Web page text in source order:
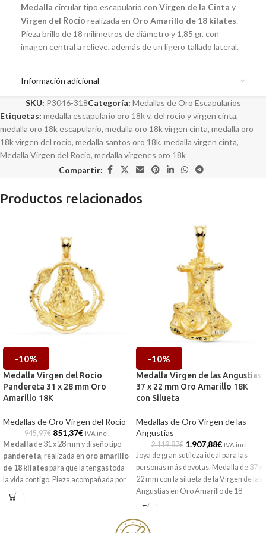
Medalla circular tipo escapulario con Virgen de la Cinta y
Virgen del Rocío realizada en Oro Amarillo de 18 kilates.
Pieza brillo de 18 milímetros de diámetro y 1,85 gr, con
imagen central a relieve, además de un ligero tallado lateral.
Información adicional
SKU: P3046-318Categoría: Medallas de Oro Escapularios
Etiquetas: medalla escapulario oro 18k v. del rocio y virgen cinta,
medalla oro 18k escapulario, medalla oro 18k virgen cinta, medalla oro
18k virgen del rocio, medalla santos oro 18k, medalla virgen cinta,
Medalla Virgen del Rocio, medalla vírgenes oro 18k
Compartir:
Productos relacionados
-10%
Medalla Virgen del Rocio
Pandereta 31 x 28 mm Oro
Amarillo 18K
Medallas de Oro Virgen del Rocío
945,97€ 851,37€ IVA incl.
Medalla de 31 x 28 mm y diseño tipo
pandereta, realizada en oro amarillo
de 18 kilatespara que la tengas toda
la vida contigo. Pieza acompañada por
la realista imagen a relieve de la
-10%
Medalla Virgen de las Angustias
37 x 22 mm Oro Amarillo 18K
con Silueta
Medallas de Oro Virgen de las
Angustias
2.119,87€ 1.907,88€ IVA incl.
Joya de gran sutileza ideal para las
personas más devotas. Medalla de 37 x
22 mm con la silueta de la Virgen de las
Angustias en Oro Amarillo de 18
kilates. Un precioso modelo de medalla
relieve y una excelente terminación